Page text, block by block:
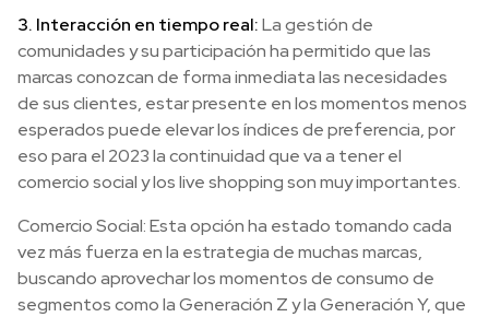
3. Interacción en tiempo real:La gestión de
comunidades y su participación ha permitido que las
marcas conozcan de forma inmediata las necesidades
de sus clientes, estar presente en los momentos menos
esperados puede elevar los índices de preferencia, por
eso para el 2023 la continuidad que va a tener el
comercio social y los live shopping son muy importantes.
Comercio Social: Esta opción ha estado tomando cada
vez más fuerza en la estrategia de muchas marcas,
buscando aprovechar los momentos de consumo de
segmentos como la Generación Z y la Generación Y, que